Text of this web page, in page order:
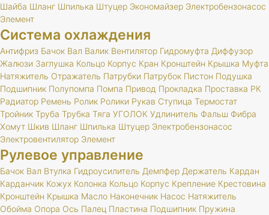
Шайба Шланг Шпилька Штуцер Экономайзер Электробензонасос
Элемент
Система охлаждения
Антифриз Бачок Вал Валик Вентилятор Гидромуфта Диффузор
Жалюзи Заглушка Кольцо Корпус Кран Кронштейн Крышка Муфта
Натяжитель Отражатель Патрубки Патрубок Пистон Подушка
Подшипник Полупомпа Помпа Привод Прокладка Проставка РК
Радиатор Ремень Ролик Ролики Рукав Ступица Термостат
Тройник Труба Трубка Тяга УГОЛОК Удлинитель Фальш Фибра
Хомут Шкив Шланг Шпилька Штуцер Электробензонасос
Электровентилятор Элемент
Рулевое управление
Бачок Вал Втулка Гидроусилитель Демпфер Держатель Кардан
Карданчик Кожух Колонка Кольцо Корпус Крепление Крестовина
Кронштейн Крышка Масло Наконечник Насос Натяжитель
Обойма Опора Ось Палец Пластина Подшипник Пружина